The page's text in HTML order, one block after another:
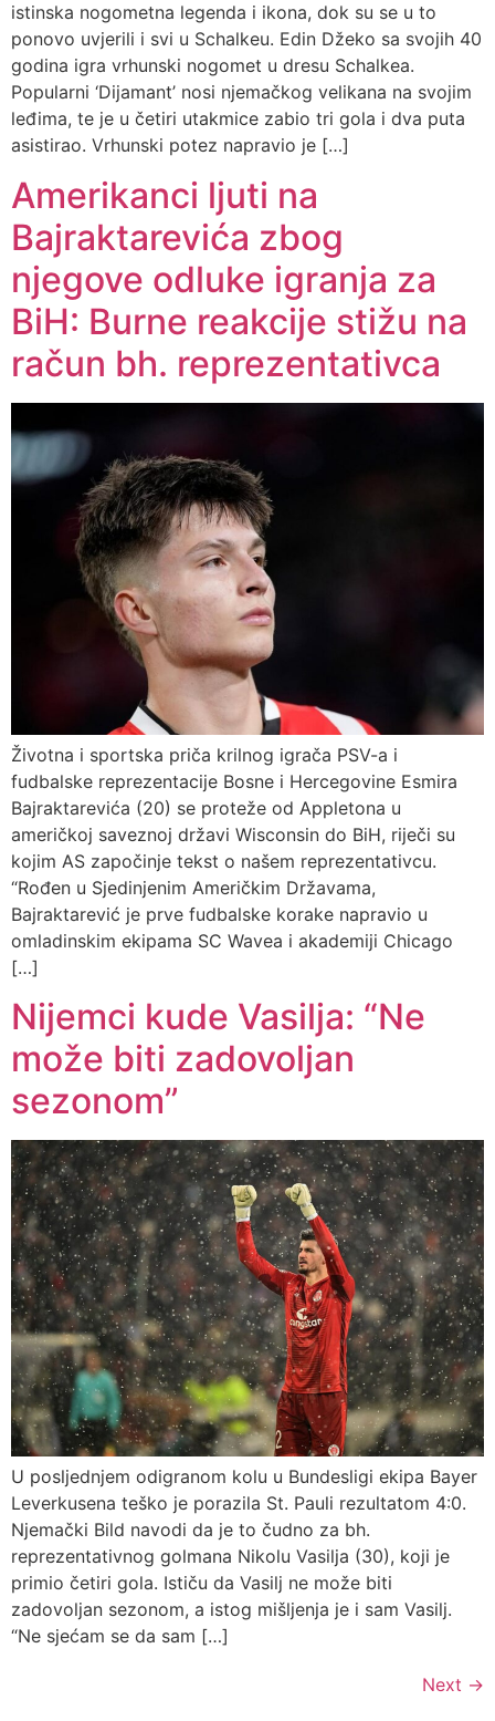
istinska nogometna legenda i ikona, dok su se u to
ponovo uvjerili i svi u Schalkeu. Edin Džeko sa svojih 40
godina igra vrhunski nogomet u dresu Schalkea.
Popularni ‘Dijamant’ nosi njemačkog velikana na svojim
leđima, te je u četiri utakmice zabio tri gola i dva puta
asistirao. Vrhunski potez napravio je […]
Amerikanci ljuti na
Bajraktarevića zbog
njegove odluke igranja za
BiH: Burne reakcije stižu na
račun bh. reprezentativca
Životna i sportska priča krilnog igrača PSV-a i
fudbalske reprezentacije Bosne i Hercegovine Esmira
Bajraktarevića (20) se proteže od Appletona u
američkoj saveznoj državi Wisconsin do BiH, riječi su
kojim AS započinje tekst o našem reprezentativcu.
“Rođen u Sjedinjenim Američkim Državama,
Bajraktarević je prve fudbalske korake napravio u
omladinskim ekipama SC Wavea i akademiji Chicago
[…]
Nijemci kude Vasilja: “Ne
može biti zadovoljan
sezonom”
U posljednjem odigranom kolu u Bundesligi ekipa Bayer
Leverkusena teško je porazila St. Pauli rezultatom 4:0.
Njemački Bild navodi da je to čudno za bh.
reprezentativnog golmana Nikolu Vasilja (30), koji je
primio četiri gola. Ističu da Vasilj ne može biti
zadovoljan sezonom, a istog mišljenja je i sam Vasilj.
“Ne sjećam se da sam […]
Next →